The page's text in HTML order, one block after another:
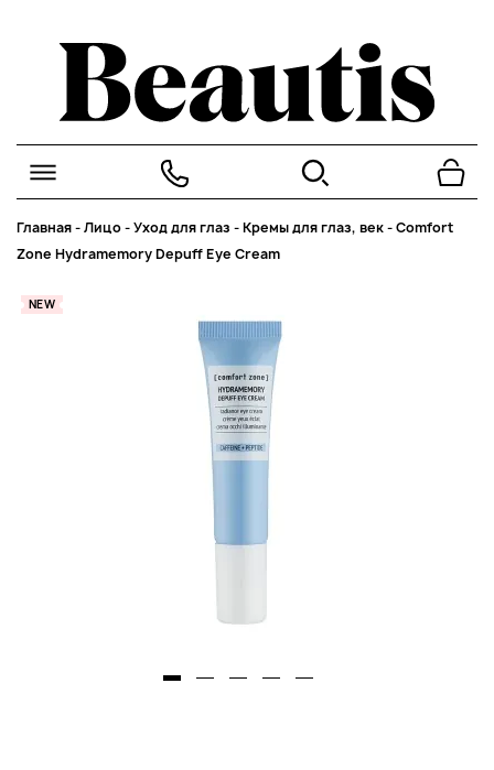
Главная-Лицо-Уход для глаз -Кремы для глаз, век-Comfort
Zone Hydramemory Depuff Eye Cream
NEW